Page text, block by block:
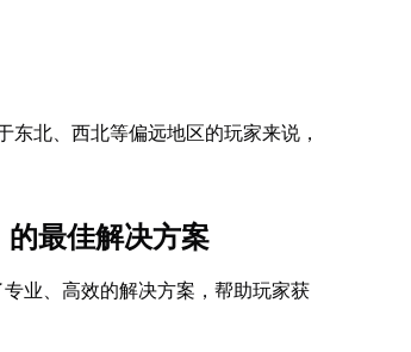
北、西北等偏远地区的玩家来说，
最佳解决方案
专业、高效的解决方案，帮助玩家获